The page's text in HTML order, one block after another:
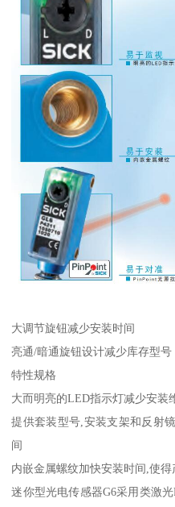
大调节旋钮减少安装时间
亮通/暗通旋钮设计减少库存型号
特性规格
大而明亮的LED指示灯减少安装
提供套装型号,安装支架和反射
间
内嵌金属螺纹加快安装时间,使
迷你型光电传感器G6采用类激